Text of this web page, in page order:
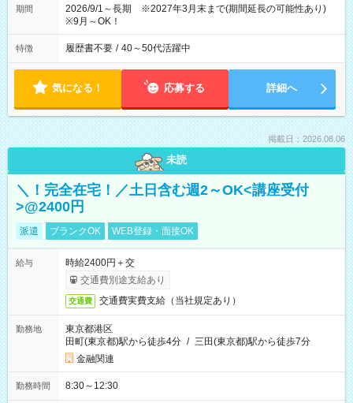
期間
2026/9/1～長期 ※2027年3月末まで(期間延長の可能性あり)
※9月～OK！
特徴 履歴書不要 / 40～50代活躍中
気になる！ 応募する 詳細へ
掲載日：2026.08.06
未読
＼！完全在宅！／土日含む週2～OK<講座受付
>@2400円
派遣 ブランクOK WEB登録・面接OK
給与
時給2400円＋交
交通費別途支給あり
交通費 交通費実費支給（当社規定あり）
勤務地
東京都港区
田町(東京都)駅から徒歩4分 / 三田(東京都)駅から徒歩7分
金融関連
勤務時間 8:30～12:30